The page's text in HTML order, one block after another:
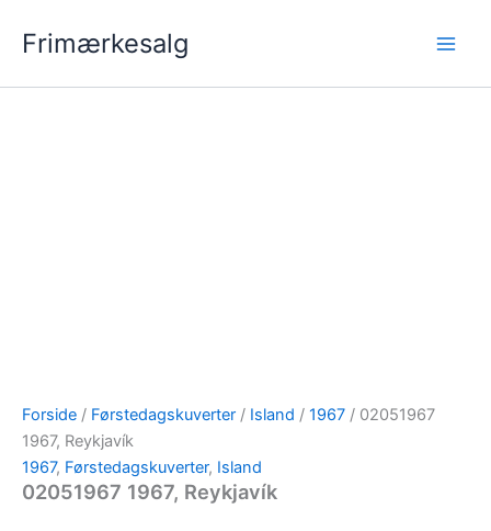
Frimærkesalg
Forside / Førstedagskuverter / Island / 1967 / 02051967
1967, Reykjavík
1967, Førstedagskuverter, Island
02051967 1967, Reykjavík